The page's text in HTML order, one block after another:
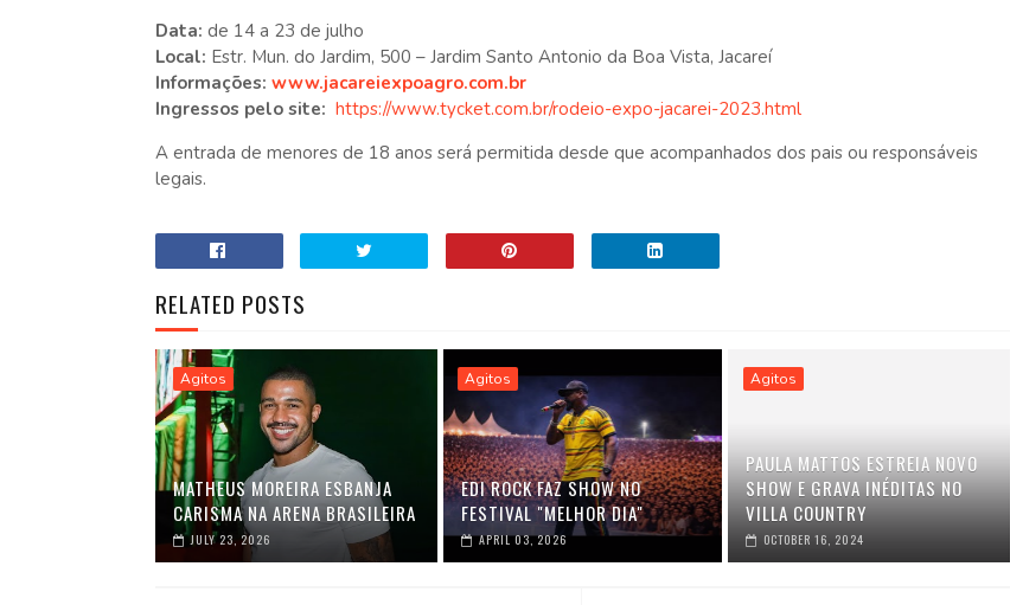
Data: de 14 a 23 de julho
Local: Estr. Mun. do Jardim, 500 – Jardim Santo Antonio da Boa Vista, Jacareí
Informações: www.jacareiexpoagro.com.br
Ingressos pelo site: https://www.tycket.com.br/rodeio-expo-jacarei-2023.html
A entrada de menores de 18 anos será permitida desde que acompanhados dos pais ou responsáveis
legais.
RELATED POSTS
Agitos
MATHEUS MOREIRA ESBANJA
CARISMA NA ARENA BRASILEIRA
JULY 23, 2026
Agitos
EDI ROCK FAZ SHOW NO
FESTIVAL "MELHOR DIA"
APRIL 03, 2026
Agitos
PAULA MATTOS ESTREIA NOVO
SHOW E GRAVA INÉDITAS NO
VILLA COUNTRY
OCTOBER 16, 2024